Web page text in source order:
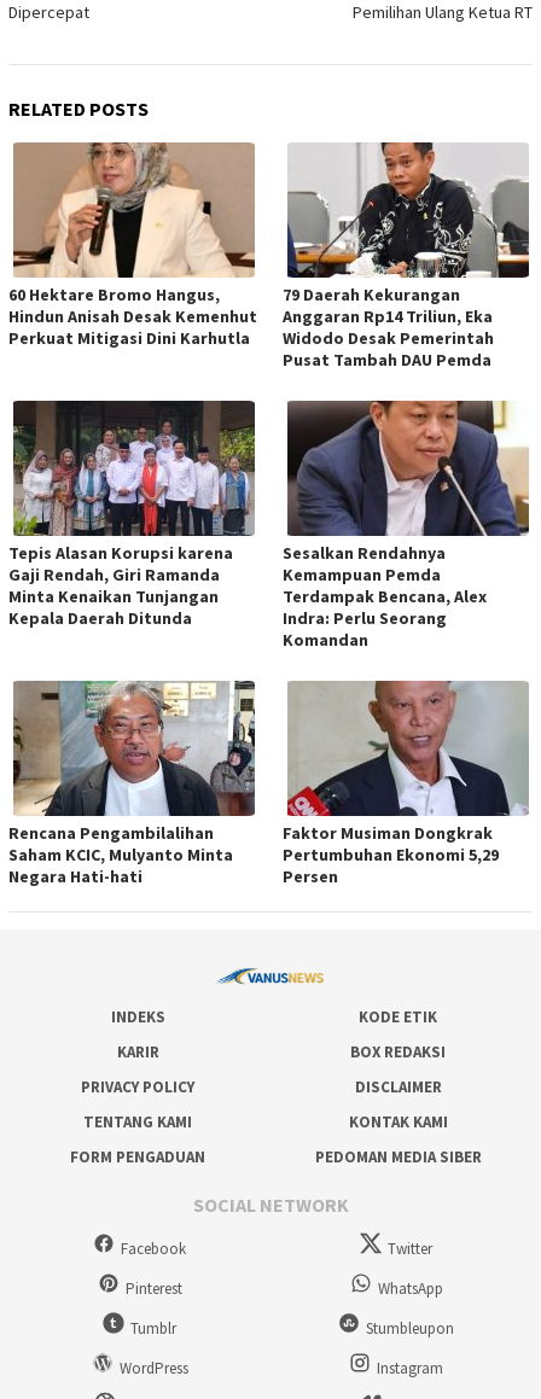
Dipercepat
Pemilihan Ulang Ketua RT
RELATED POSTS
60 Hektare Bromo Hangus,
Hindun Anisah Desak Kemenhut
Perkuat Mitigasi Dini Karhutla
79 Daerah Kekurangan
Anggaran Rp14 Triliun, Eka
Widodo Desak Pemerintah
Pusat Tambah DAU Pemda
Tepis Alasan Korupsi karena
Gaji Rendah, Giri Ramanda
Minta Kenaikan Tunjangan
Kepala Daerah Ditunda
Sesalkan Rendahnya
Kemampuan Pemda
Terdampak Bencana, Alex
Indra: Perlu Seorang
Komandan
Rencana Pengambilalihan
Saham KCIC, Mulyanto Minta
Negara Hati-hati
Faktor Musiman Dongkrak
Pertumbuhan Ekonomi 5,29
Persen
INDEKS
KODE ETIK
KARIR
BOX REDAKSI
PRIVACY POLICY
DISCLAIMER
TENTANG KAMI
KONTAK KAMI
FORM PENGADUAN
PEDOMAN MEDIA SIBER
SOCIAL NETWORK
Facebook
Twitter
Pinterest
WhatsApp
Tumblr
Stumbleupon
WordPress
Instagram